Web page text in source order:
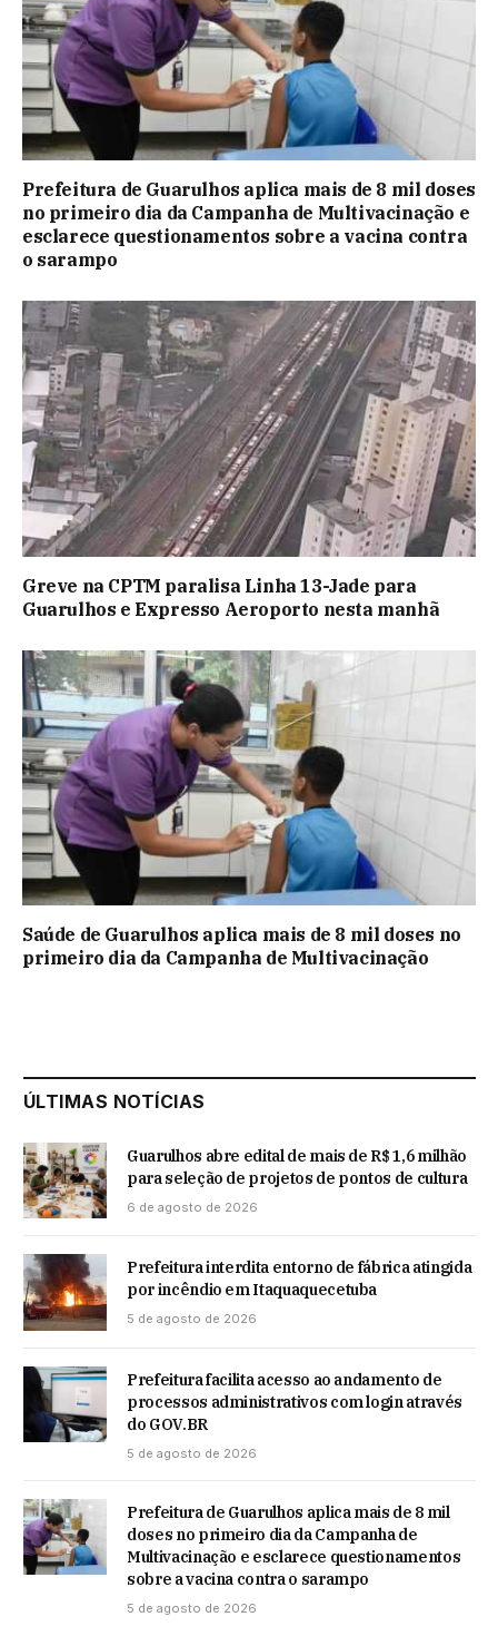
Prefeitura de Guarulhos aplica mais de 8 mil doses
no primeiro dia da Campanha de Multivacinação e
esclarece questionamentos sobre a vacina contra
o sarampo
Greve na CPTM paralisa Linha 13-Jade para
Guarulhos e Expresso Aeroporto nesta manhã
Saúde de Guarulhos aplica mais de 8 mil doses no
primeiro dia da Campanha de Multivacinação
ÚLTIMAS NOTÍCIAS
Guarulhos abre edital de mais de R$ 1,6 milhão
para seleção de projetos de pontos de cultura
6 de agosto de 2026
Prefeitura interdita entorno de fábrica atingida
por incêndio em Itaquaquecetuba
5 de agosto de 2026
Prefeitura facilita acesso ao andamento de
processos administrativos com login através
do GOV.BR
5 de agosto de 2026
Prefeitura de Guarulhos aplica mais de 8 mil
doses no primeiro dia da Campanha de
Multivacinação e esclarece questionamentos
sobre a vacina contra o sarampo
5 de agosto de 2026